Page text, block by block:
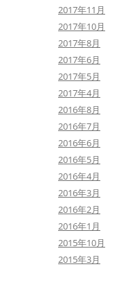
2017年11月
2017年10月
2017年8月
2017年6月
2017年5月
2017年4月
2016年8月
2016年7月
2016年6月
2016年5月
2016年4月
2016年3月
2016年2月
2016年1月
2015年10月
2015年3月